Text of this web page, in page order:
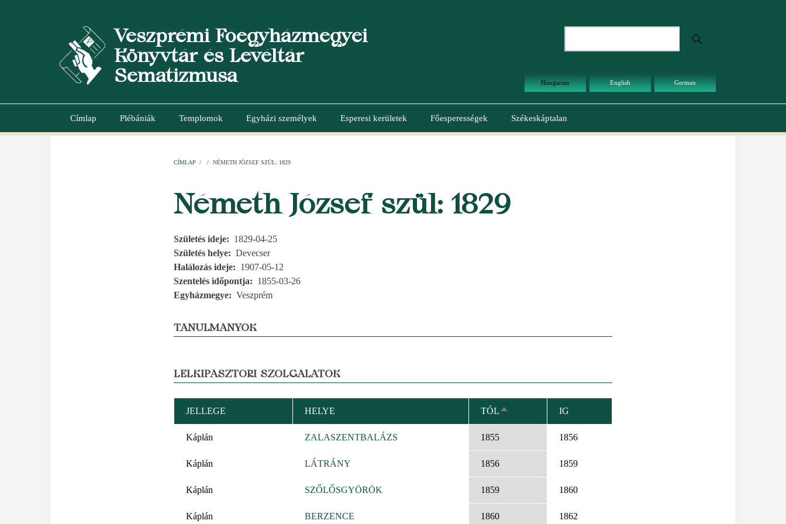
Veszprémi Főegyházmegyei
Könyvtár és Levéltár
Sematizmusa
Hungarian English German
Main
Címlap Plébániák Templomok Egyházi személyek Esperesi kerületek Főesperességek Székeskáptalan
CÍMLAP / / NÉMETH JÓZSEF SZÜL: 1829
Németh József szül: 1829
Születés ideje
1829-04-25
Születés helye
Devecser
Halálozás ideje
1907-05-12
Szentelés időpontja
1855-03-26
Egyházmegye
Veszprém
TANULMÁNYOK
LELKIPÁSZTORI SZOLGÁLATOK
JELLEGE HELYE TÓLCSÖKKENŐ
RENDEZÉS
IG
Káplán ZALASZENTBALÁZS 1855 1856
Káplán LÁTRÁNY 1856 1859
Káplán SZŐLŐSGYÖRÖK 1859 1860
Káplán BERZENCE 1860 1862